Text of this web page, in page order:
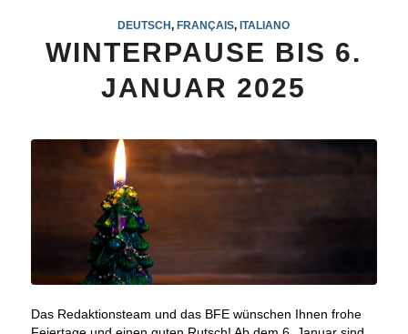
DEUTSCH,FRANÇAIS,ITALIANO
WINTERPAUSE BIS 6.
JANUAR 2025
Das Redaktionsteam und das BFE wünschen Ihnen frohe